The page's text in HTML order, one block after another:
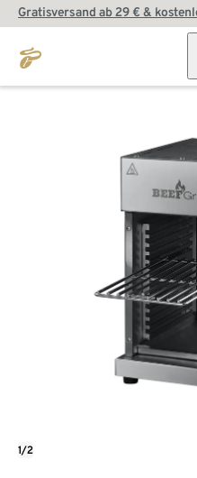
Gratisversand ab 29 € &
1/2